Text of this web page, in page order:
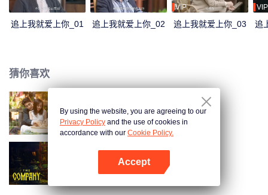
追上我就爱上你_01 追上我就爱上你_02
VIP
追上我就爱上你_03
VIP
追
猜你喜欢
以爱为契
By using the website, you are agreeing to our
Privacy Policy and the use of cookies in
accordance with our Cookie Policy.
Accept